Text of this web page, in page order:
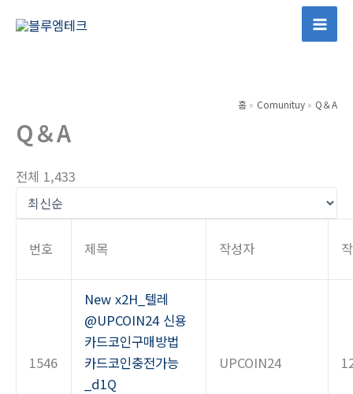
Main
홈 Comunituy Q＆A
Q＆A
전체 1,433
번호 제목 작성자
1546
New x2H_텔레
@UPCOIN24 신용
카드코인구매방법
카드코인충전가능
_d1Q
UPCOIN24